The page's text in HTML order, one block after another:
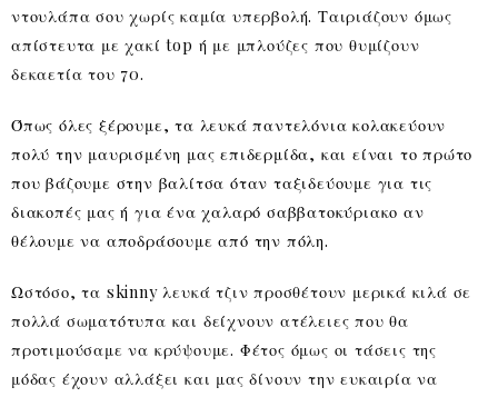
ντουλάπα σου χωρίς καμία υπερβολή. Ταιριάζουν όμως
απίστευτα με χακί top ή με μπλούζες που θυμίζουν
δεκαετία του 70.
Όπως όλες ξέρουμε, τα λευκά παντελόνια κολακεύουν
πολύ την μαυρισμένη μας επιδερμίδα, και είναι το πρώτο
που βάζουμε στην βαλίτσα όταν ταξιδεύουμε για τις
διακοπές μας ή για ένα χαλαρό σαββατοκύριακο αν
θέλουμε να αποδράσουμε από την πόλη.
Ωστόσο, τα skinny λευκά τζιν προσθέτουν μερικά κιλά σε
πολλά σωματότυπα και δείχνουν ατέλειες που θα
προτιμούσαμε να κρύψουμε. Φέτος όμως οι τάσεις της
μόδας έχουν αλλάξει και μας δίνουν την ευκαιρία να